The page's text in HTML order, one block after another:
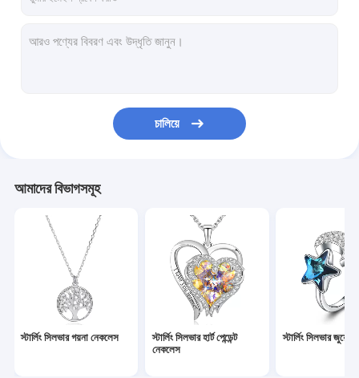
স্টার্লিং সিলভার গয়না ব্রেসলেট
কাস্টম সিলভার ব্রেসলেট
স্টার্লিং সিলভার নেকলেস চেইন
চিঠিপত্রের অলঙ্কার
চালিয়ে
আমাদের বিভাগসমূহ
স্টার্লিং সিলভার গয়না নেকলেস
স্টার্লিং সিলভার হার্ট পেন্ডেন্ট
নেকলেস
স্টার্লিং সিলভার